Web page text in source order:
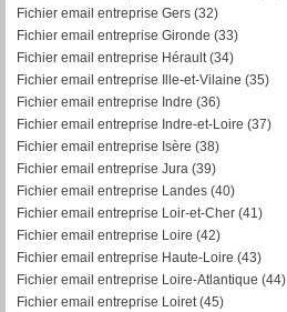
Fichier email entreprise Gers (32)
Fichier email entreprise Gironde (33)
Fichier email entreprise Hérault (34)
Fichier email entreprise Ille-et-Vilaine (35)
Fichier email entreprise Indre (36)
Fichier email entreprise Indre-et-Loire (37)
Fichier email entreprise Isère (38)
Fichier email entreprise Jura (39)
Fichier email entreprise Landes (40)
Fichier email entreprise Loir-et-Cher (41)
Fichier email entreprise Loire (42)
Fichier email entreprise Haute-Loire (43)
Fichier email entreprise Loire-Atlantique (44)
Fichier email entreprise Loiret (45)